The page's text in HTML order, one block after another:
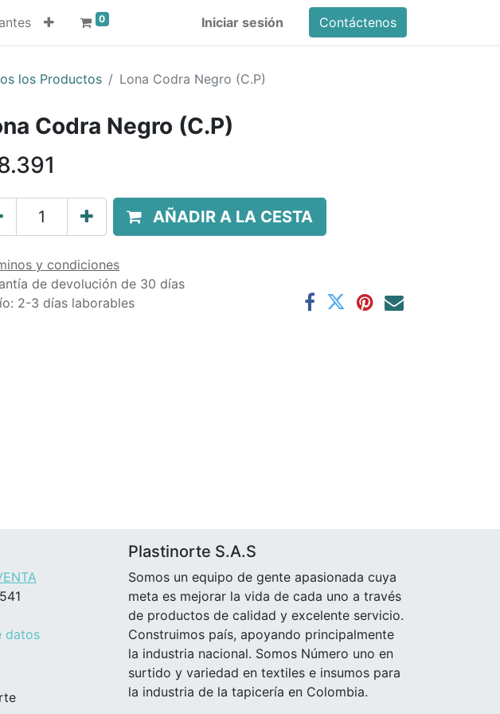
0 Iniciar sesión Contáctenos
los Productos Lona Codra Negro (C.P)
Codra Negro (C.P)
AÑADIR A LA CESTA
y condiciones
de devolución de 30 días
2-3 días laborables
datos
Plastinorte S.A.S
Somos un equipo de gente apasionada cuya
meta es mejorar la vida de cada uno a través
de productos de calidad y excelente servicio.
Construimos país, apoyando principalmente
la industria nacional. Somos Número uno en
surtido y variedad en textiles e insumos para
la industria de la tapicería en Colombia.